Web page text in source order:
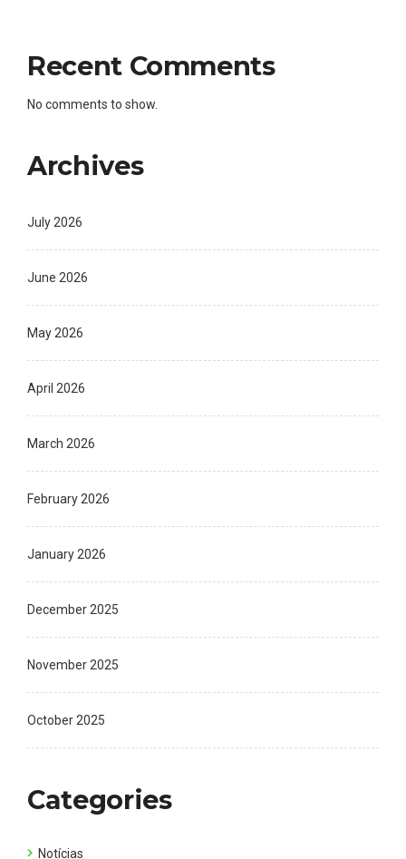
Recent Comments
No comments to show.
Archives
July 2026
June 2026
May 2026
April 2026
March 2026
February 2026
January 2026
December 2025
November 2025
October 2025
Categories
Notícias